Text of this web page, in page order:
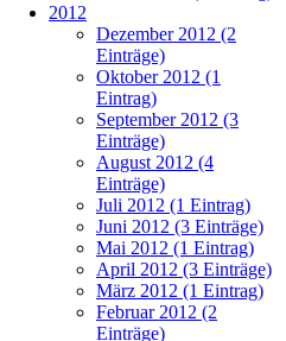
2012
Dezember 2012 (2
Einträge)
Oktober 2012 (1
Eintrag)
September 2012 (3
Einträge)
August 2012 (4
Einträge)
Juli 2012 (1 Eintrag)
Juni 2012 (3 Einträge)
Mai 2012 (1 Eintrag)
April 2012 (3 Einträge)
März 2012 (1 Eintrag)
Februar 2012 (2
Einträge)